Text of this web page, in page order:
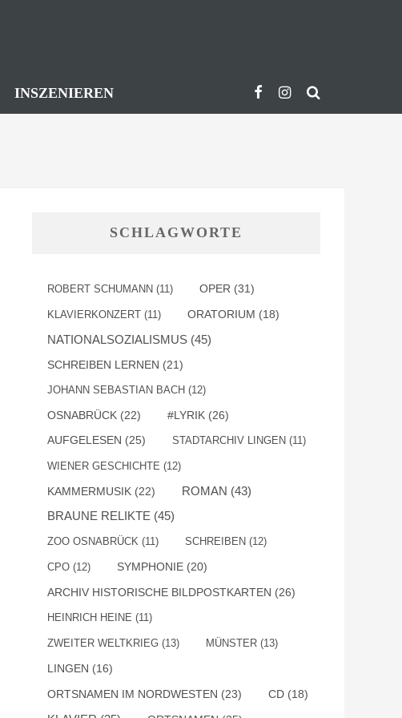
INSZENIEREN
SCHLAGWORTE
ROBERT SCHUMANN (11) OPER (31)
KLAVIERKONZERT (11) ORATORIUM (18)
NATIONALSOZIALISMUS (45)
SCHREIBEN LERNEN (21)
JOHANN SEBASTIAN BACH (12)
OSNABRÜCK (22) #LYRIK (26)
AUFGELESEN (25) STADTARCHIV LINGEN (11)
WIENER GESCHICHTE (12)
KAMMERMUSIK (22) ROMAN (43)
BRAUNE RELIKTE (45)
ZOO OSNABRÜCK (11) SCHREIBEN (12)
CPO (12) SYMPHONIE (20)
ARCHIV HISTORISCHE BILDPOSTKARTEN (26)
HEINRICH HEINE (11)
ZWEITER WELTKRIEG (13) MÜNSTER (13)
LINGEN (16)
ORTSNAMEN IM NORDWESTEN (23) CD (18)